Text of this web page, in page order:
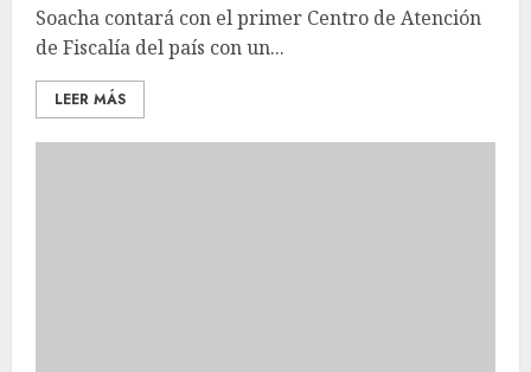
Soacha contará con el primer Centro de Atención
de Fiscalía del país con un...
LEER MÁS